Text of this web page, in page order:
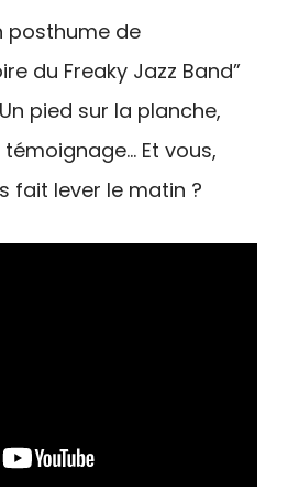
posthume de
du Freaky Jazz Band”
pied sur la planche,
Et vous,
fait lever le matin ?